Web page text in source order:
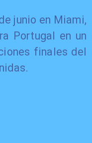
junio en Miami,
Portugal en un
finales del